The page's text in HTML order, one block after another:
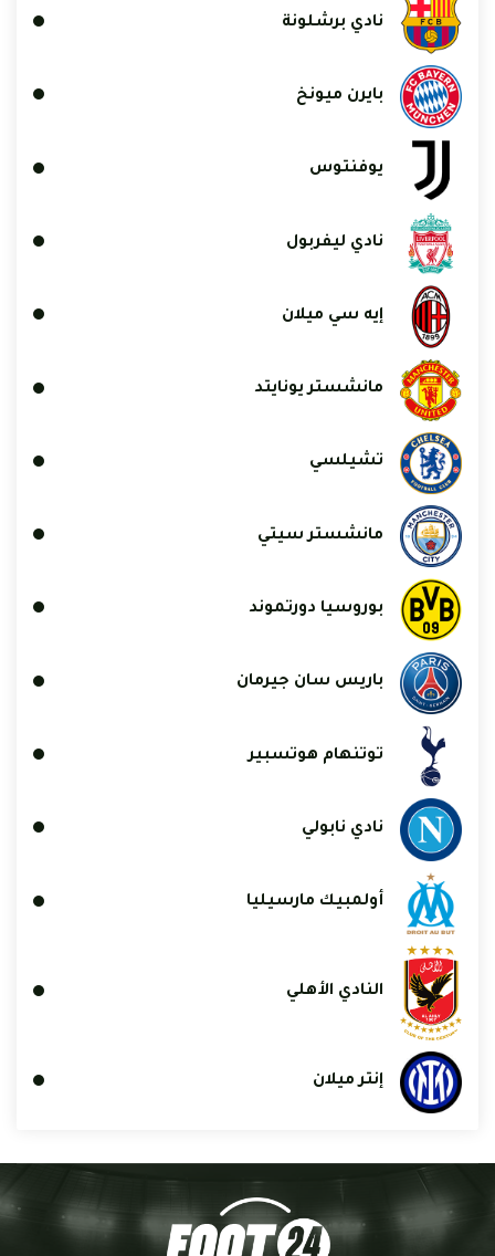
نادي برشلونة
بايرن ميونخ
يوفنتوس
نادي ليفربول
إيه سي ميلان
مانشستر يونايتد
تشيلسي
مانشستر سيتي
بوروسيا دورتموند
باريس سان جيرمان
توتنهام هوتسبير
نادي نابولي
أولمبيك مارسيليا
النادي الأهلي
إنتر ميلان